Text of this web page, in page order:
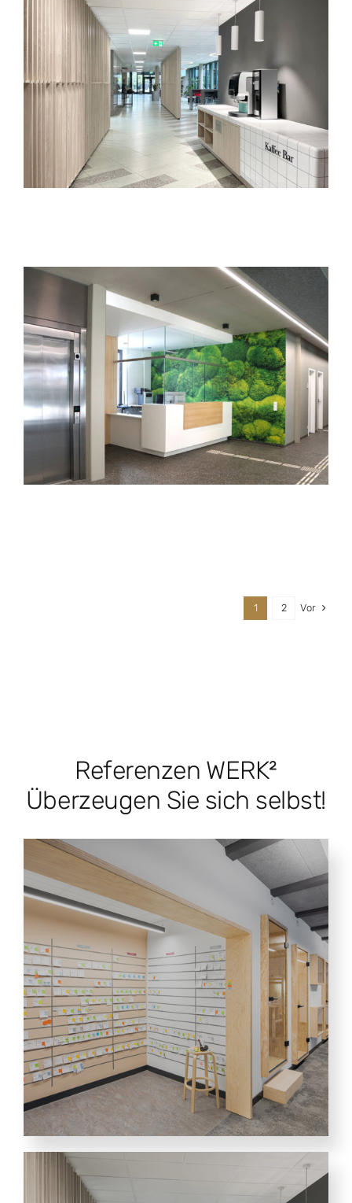
1 2 Vor
Referenzen WERK²
Überzeugen Sie sich selbst!